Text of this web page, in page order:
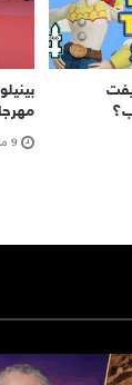
9 مايو، 2018